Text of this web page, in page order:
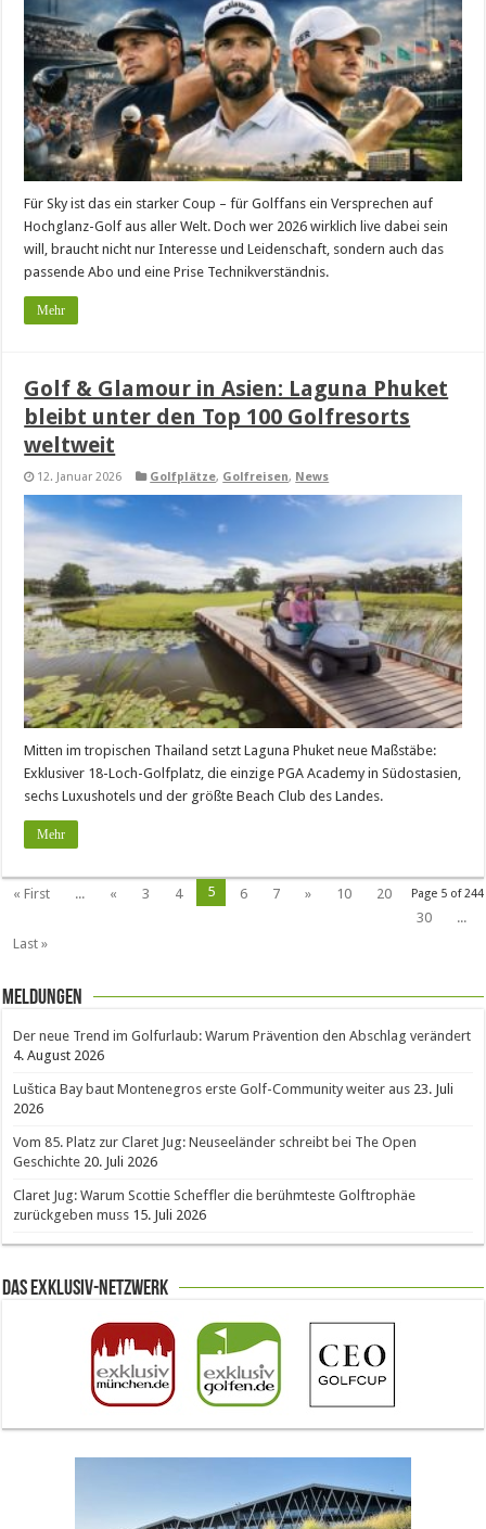
Für Sky ist das ein starker Coup – für Golffans ein Versprechen auf
Hochglanz-Golf aus aller Welt. Doch wer 2026 wirklich live dabei sein
will, braucht nicht nur Interesse und Leidenschaft, sondern auch das
passende Abo und eine Prise Technikverständnis.
Mehr
Golf & Glamour in Asien: Laguna Phuket
bleibt unter den Top 100 Golfresorts
weltweit
12. Januar 2026 Golfplätze, Golfreisen, News
Mitten im tropischen Thailand setzt Laguna Phuket neue Maßstäbe:
Exklusiver 18-Loch-Golfplatz, die einzige PGA Academy in Südostasien,
sechs Luxushotels und der größte Beach Club des Landes.
Mehr
Page 5 of 244
« First ... « 3 4 5 6 7 » 10
20
30
...
Last »
Meldungen
Der neue Trend im Golfurlaub: Warum Prävention den Abschlag verändert
4. August 2026
Luštica Bay baut Montenegros erste Golf-Community weiter aus 23. Juli
2026
Vom 85. Platz zur Claret Jug: Neuseeländer schreibt bei The Open
Geschichte 20. Juli 2026
Claret Jug: Warum Scottie Scheffler die berühmteste Golftrophäe
zurückgeben muss 15. Juli 2026
Das Exklusiv-Netzwerk